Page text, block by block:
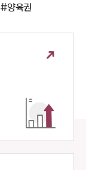
#양육권